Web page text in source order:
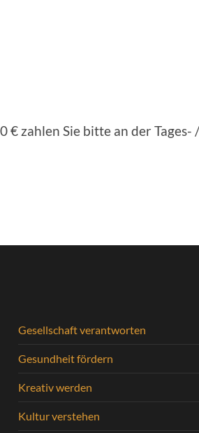
€ zahlen Sie bitte an der Tages- /
Gesellschaft verantworten
Gesundheit fördern
Kreativ werden
Kultur verstehen